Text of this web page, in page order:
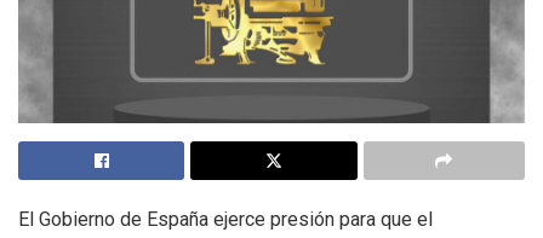
El Gobierno de España ejerce presión para que el